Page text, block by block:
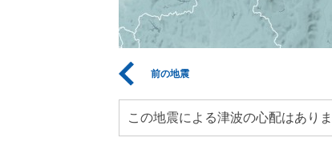
前の地震
この地震による津波の心配はありま